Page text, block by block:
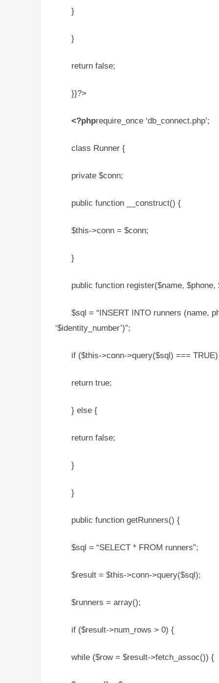
}
}
return false;
}}?>
<?phprequire_once ‘db_connect.php’;
class Runner {
private $conn;
public function __construct() {
$this->conn = $conn;
}
public function register($name,
$sql = “INSERT INTO runners (name,
‘$identity_number’)”;
if ($this->conn->query($sql) ===
return true;
} else {
return false;
}
}
public function getRunners() {
$sql = “SELECT * FROM runners”;
$result = $this->conn->query($sql);
$runners = array();
if ($result->num_rows > 0) {
while ($row = $result->fetch_assoc()) {